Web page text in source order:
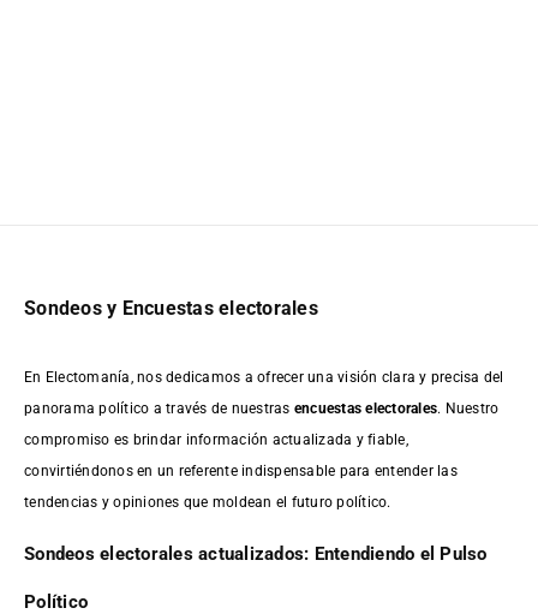
Sondeos y Encuestas electorales
En Electomanía, nos dedicamos a ofrecer una visión clara y precisa del
panorama político a través de nuestras encuestas electorales. Nuestro
compromiso es brindar información actualizada y fiable,
convirtiéndonos en un referente indispensable para entender las
tendencias y opiniones que moldean el futuro político.
Sondeos electorales actualizados: Entendiendo el Pulso
Político